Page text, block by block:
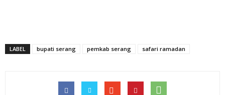
LABEL bupati serang pemkab serang safari ramadan